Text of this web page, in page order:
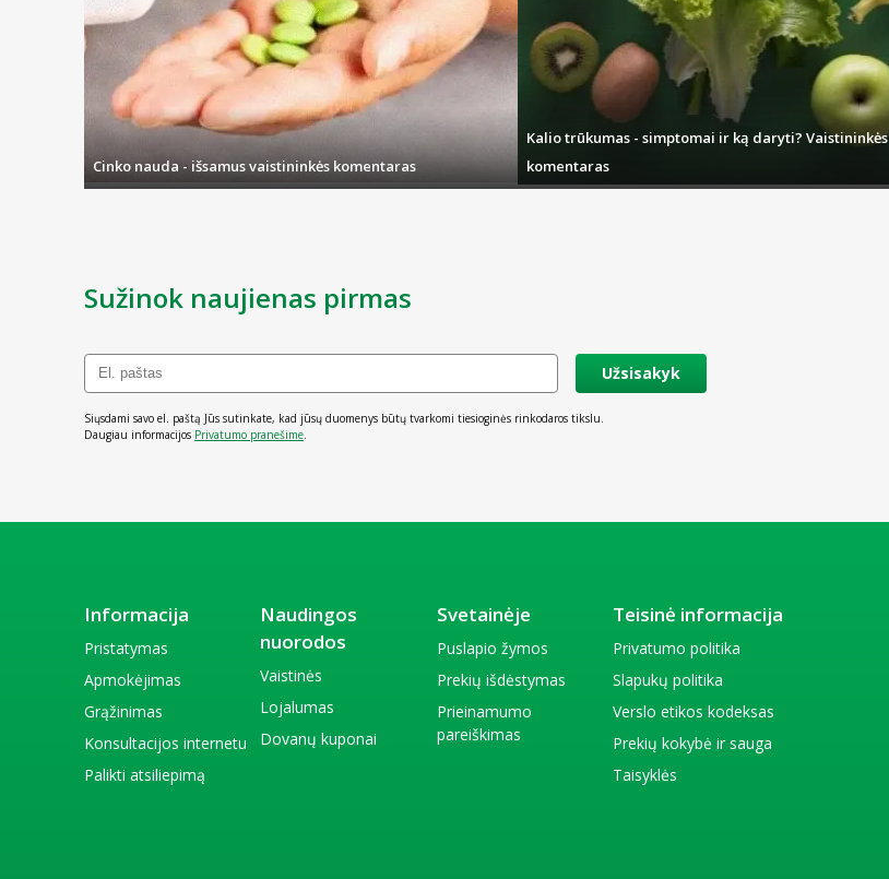
Cinko nauda - išsamus vaistininkės komentaras
Kalio trūkumas - simptomai ir ką daryti? Vaistininkės
komentaras
Sužinok naujienas pirmas
Užsisakyk
Siųsdami savo el. paštą Jūs sutinkate, kad jūsų duomenys būtų tvarkomi tiesioginės rinkodaros tikslu.
Daugiau informacijos Privatumo pranešime
Informacija
Pristatymas
Apmokėjimas
Grąžinimas
Konsultacijos internetu
Palikti atsiliepimą
Naudingos
nuorodos
Vaistinės
Lojalumas
Dovanų kuponai
Svetainėje
Puslapio žymos
Prekių išdėstymas
Prieinamumo
pareiškimas
Teisinė informacija
Privatumo politika
Slapukų politika
Verslo etikos kodeksas
Prekių kokybė ir sauga
Taisyklės